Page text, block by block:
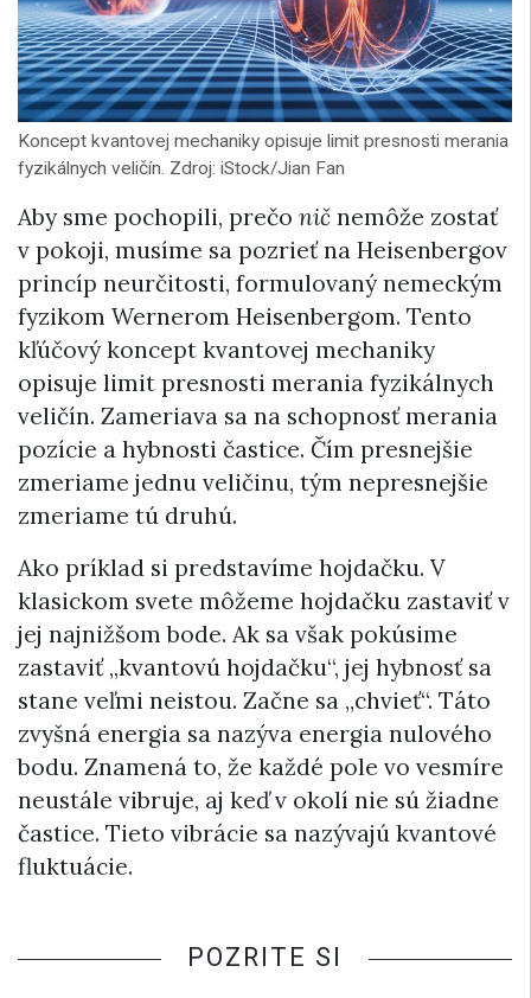
Koncept kvantovej mechaniky opisuje limit presnosti merania
fyzikálnych veličín. Zdroj: iStock/Jian Fan
Aby sme pochopili, prečo nič nemôže zostať
v pokoji, musíme sa pozrieť na Heisenbergov
princíp neurčitosti, formulovaný nemeckým
fyzikom Wernerom Heisenbergom. Tento
kľúčový koncept kvantovej mechaniky
opisuje limit presnosti merania fyzikálnych
veličín. Zameriava sa na schopnosť merania
pozície a hybnosti častice. Čím presnejšie
zmeriame jednu veličinu, tým nepresnejšie
zmeriame tú druhú.
Ako príklad si predstavíme hojdačku. V
klasickom svete môžeme hojdačku zastaviť v
jej najnižšom bode. Ak sa však pokúsime
zastaviť „kvantovú hojdačku“, jej hybnosť sa
stane veľmi neistou. Začne sa „chvieť“. Táto
zvyšná energia sa nazýva energia nulového
bodu. Znamená to, že každé pole vo vesmíre
neustále vibruje, aj keď v okolí nie sú žiadne
častice. Tieto vibrácie sa nazývajú kvantové
fluktuácie.
POZRITE SI